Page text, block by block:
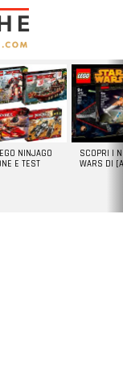
NINJAGO
E TEST
SCOPRI I
WARS DI